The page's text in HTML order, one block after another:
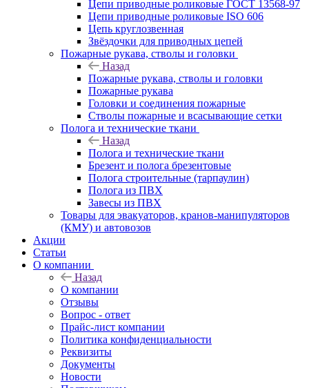
Цепи приводные роликовые ГОСТ 13568-97
Цепи приводные роликовые ISO 606
Цепь круглозвенная
Звёздочки для приводных цепей
Пожарные рукава, стволы и головки
Назад
Пожарные рукава, стволы и головки
Пожарные рукава
Головки и соединения пожарные
Стволы пожарные и всасывающие сетки
Полога и технические ткани
Назад
Полога и технические ткани
Брезент и полога брезентовые
Полога строительные (тарпаулин)
Полога из ПВХ
Завесы из ПВХ
Товары для эвакуаторов, кранов-манипуляторов
(КМУ) и автовозов
Акции
Статьи
О компании
Назад
О компании
Отзывы
Вопрос - ответ
Прайс-лист компании
Политика конфиденциальности
Реквизиты
Документы
Новости